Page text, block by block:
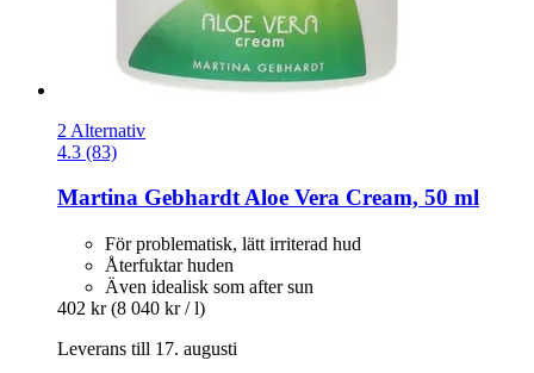
2 Alternativ
4.3 (83)
Martina GebhardtAloe Vera Cream, 50 ml
För problematisk, lätt irriterad hud
Återfuktar huden
Även idealisk som after sun
402 kr (8 040 kr / l)
Leverans till 17. augusti